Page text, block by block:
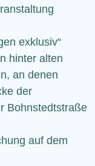
exklusiv“
hinter alten
an denen
der
Bohnstedtstraße
auf dem